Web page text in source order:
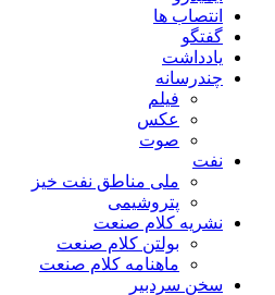
انتصاب ها
گفتگو
یادداشت
چندرسانه
فیلم
عکس
صوت
نفت
ملی مناطق نفت خیز
پتروشیمی
نشریه کلام صنعت
بولتن کلام صنعت
ماهنامه کلام صنعت
سخن سردبیر